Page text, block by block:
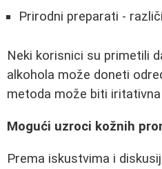
Prirodni preparati -
Neki korisnici su primetili
alkohola može doneti
metoda može biti
Mogući uzroci kožnih
Prema iskustvima i